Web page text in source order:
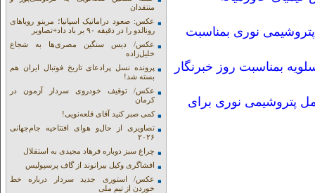
نوری بمناسبت
بمناسبت روز خبرنگار
پتروشیمی نوری برای
منتقدان
عکس: صعود دراماتیک اسپانیا؛ مرینو رویاهای
رونالدو را در دقیقه ۹۰ بر باد داد+تصاویر
عکس/ دیس سنگین مصری‌ها به شجاع
خلیل‌زاده
پرونده نسل پرادعای تاریخ فوتبال ایران هم
بسته شد!
عکس/ توقیف خودروی سردار آزمون در
کرمان
کمی صبر کنید آقای قلعه‌نویی!
تصاویری از حال‌و هوای افتتاحیه جام‌جهانی
۲۰۲۶
چراغ سبز دوباره فرهاد مجیدی به استقلال
افشاگری وکیل بیرانوند از گاف‌ پرسپولیس
عکس/ استوری جدید سردار درباره خط
خوردن از تیم ملی